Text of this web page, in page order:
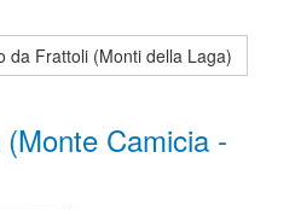
da Frattoli (Monti della Laga)
Camicia -